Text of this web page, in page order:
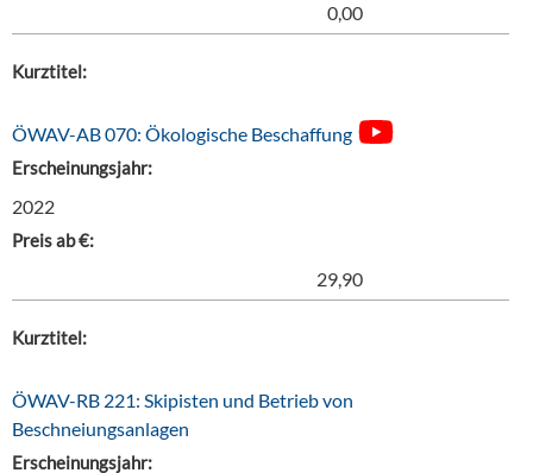
0,00
Kurztitel:
ÖWAV-AB 070: Ökologische Beschaffung
Erscheinungsjahr:
2022
Preis ab €:
29,90
Kurztitel:
ÖWAV-RB 221: Skipisten und Betrieb von
Beschneiungsanlagen
Erscheinungsjahr: